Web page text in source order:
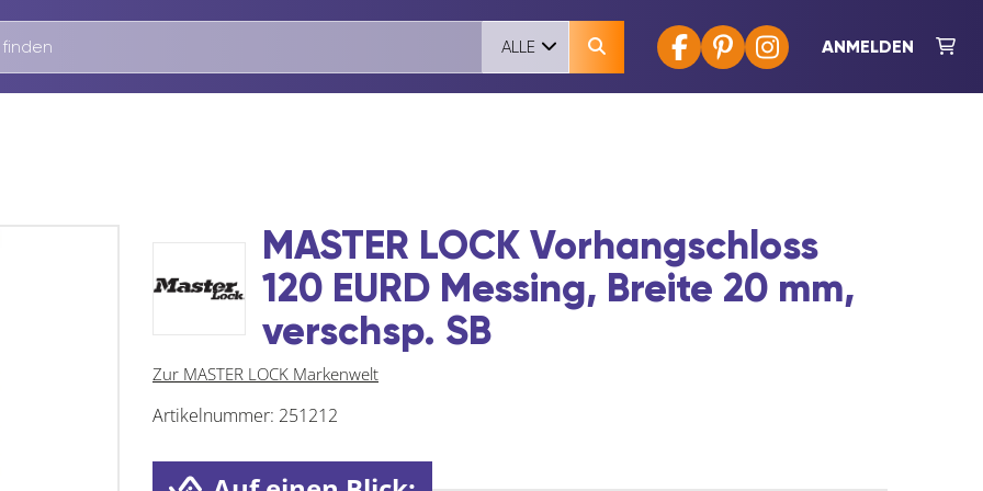
ANMELDEN
ALLE
MASTER LOCK Vorhangschloss
120 EURD Messing, Breite 20 mm,
verschsp. SB
Zur MASTER LOCK Markenwelt
Artikelnummer: 251212